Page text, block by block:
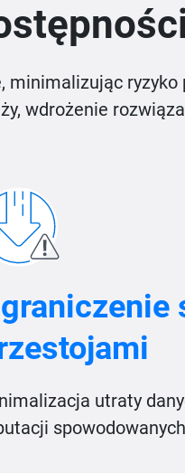
minimalizując
wdrożenie
utraty